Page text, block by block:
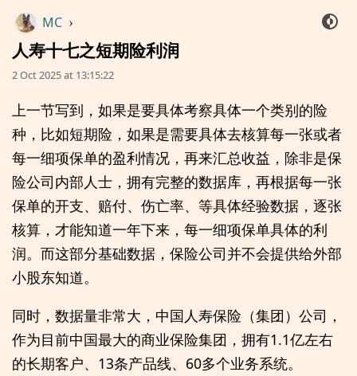
MC ›
人寿十七之短期险利润
2 Oct 2025 at 13:15:22
上一节写到，如果是要具体考察具体一个类别的险
种，比如短期险，如果是需要具体去核算每一张或者
每一细项保单的盈利情况，再来汇总收益，除非是保
险公司内部人士，拥有完整的数据库，再根据每一张
保单的开支、赔付、伤亡率、等具体经验数据，逐张
核算，才能知道一年下来，每一细项保单具体的利
润。而这部分基础数据，保险公司并不会提供给外部
小股东知道。
同时，数据量非常大，中国人寿保险（集团）公司，
作为目前中国最大的商业保险集团，拥有1.1亿左右
的长期客户、13条产品线、60多个业务系统。